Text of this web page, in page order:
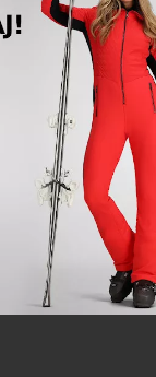
stredný –
jazde na